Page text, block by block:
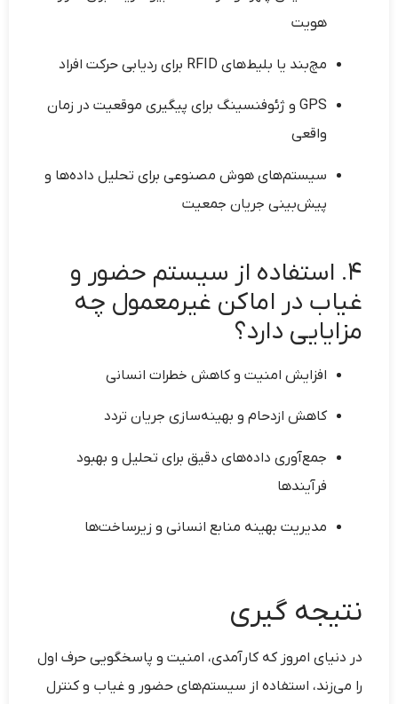
هویت
مچ‌بند یا بلیط‌های RFID برای ردیابی حرکت افراد
GPS و ژئوفنسینگ برای پیگیری موقعیت در زمان
واقعی
سیستم‌های هوش مصنوعی برای تحلیل داده‌ها و
پیش‌بینی جریان جمعیت
4. استفاده از سیستم حضور و
غیاب در اماکن غیرمعمول چه
مزایایی دارد؟
افزایش امنیت و کاهش خطرات انسانی
کاهش ازدحام و بهینه‌سازی جریان تردد
جمع‌آوری داده‌های دقیق برای تحلیل و بهبود
فرآیندها
مدیریت بهینه منابع انسانی و زیرساخت‌ها
نتیجه گیری
در دنیای امروز که کارآمدی، امنیت و پاسخگویی حرف اول
را می‌زند، استفاده از سیستم‌های حضور و غیاب و کنترل